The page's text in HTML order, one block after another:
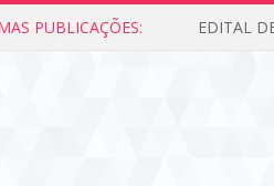
PUBLICAÇÕES: